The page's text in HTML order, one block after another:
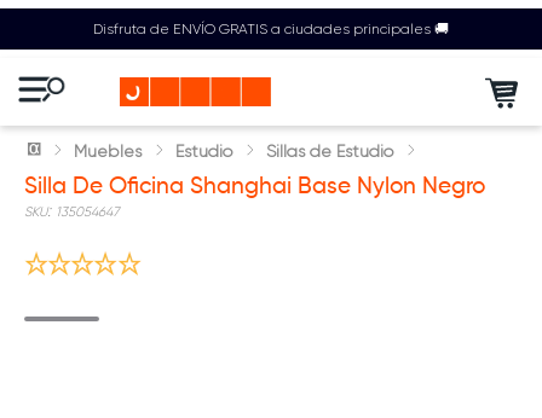
Disfruta de ENVÍO GRATIS a ciudades principales 🚚
Muebles Estudio Sillas de Estudio
Silla De Oficina Shanghai Base Nylon Negro
: 135054647